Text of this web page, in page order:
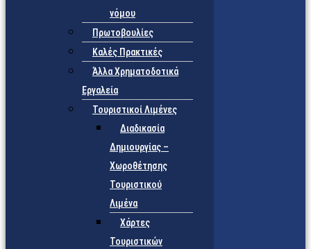
νόμου
Πρωτοβουλίες
Καλές Πρακτικές
Άλλα Χρηματοδοτικά
Εργαλεία
Τουριστικοί Λιμένες
Διαδικασία
Δημιουργίας –
Χωροθέτησης
Τουριστικού
Λιμένα
Χάρτες
Τουριστικών